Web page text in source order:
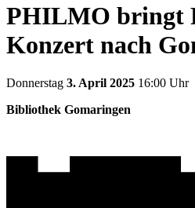
PHILMO bringt
Konzert nach
Donnerstag 3. April 2025 16:00 Uhr
Bibliothek Gomaringen